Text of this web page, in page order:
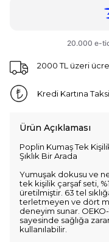
2000 TL üzeri
Kredi Kartına
Ürün Açıklaması
Poplin Kumaş Tek
Şıklık Bir Arada
Yumuşak dokusu ve
tek kişilik çarşaf seti,
üretilmiştir. 63 tel
terletmeyen ve dört
deneyim sunar.
sayesinde sağlığa
kullanılabilir.